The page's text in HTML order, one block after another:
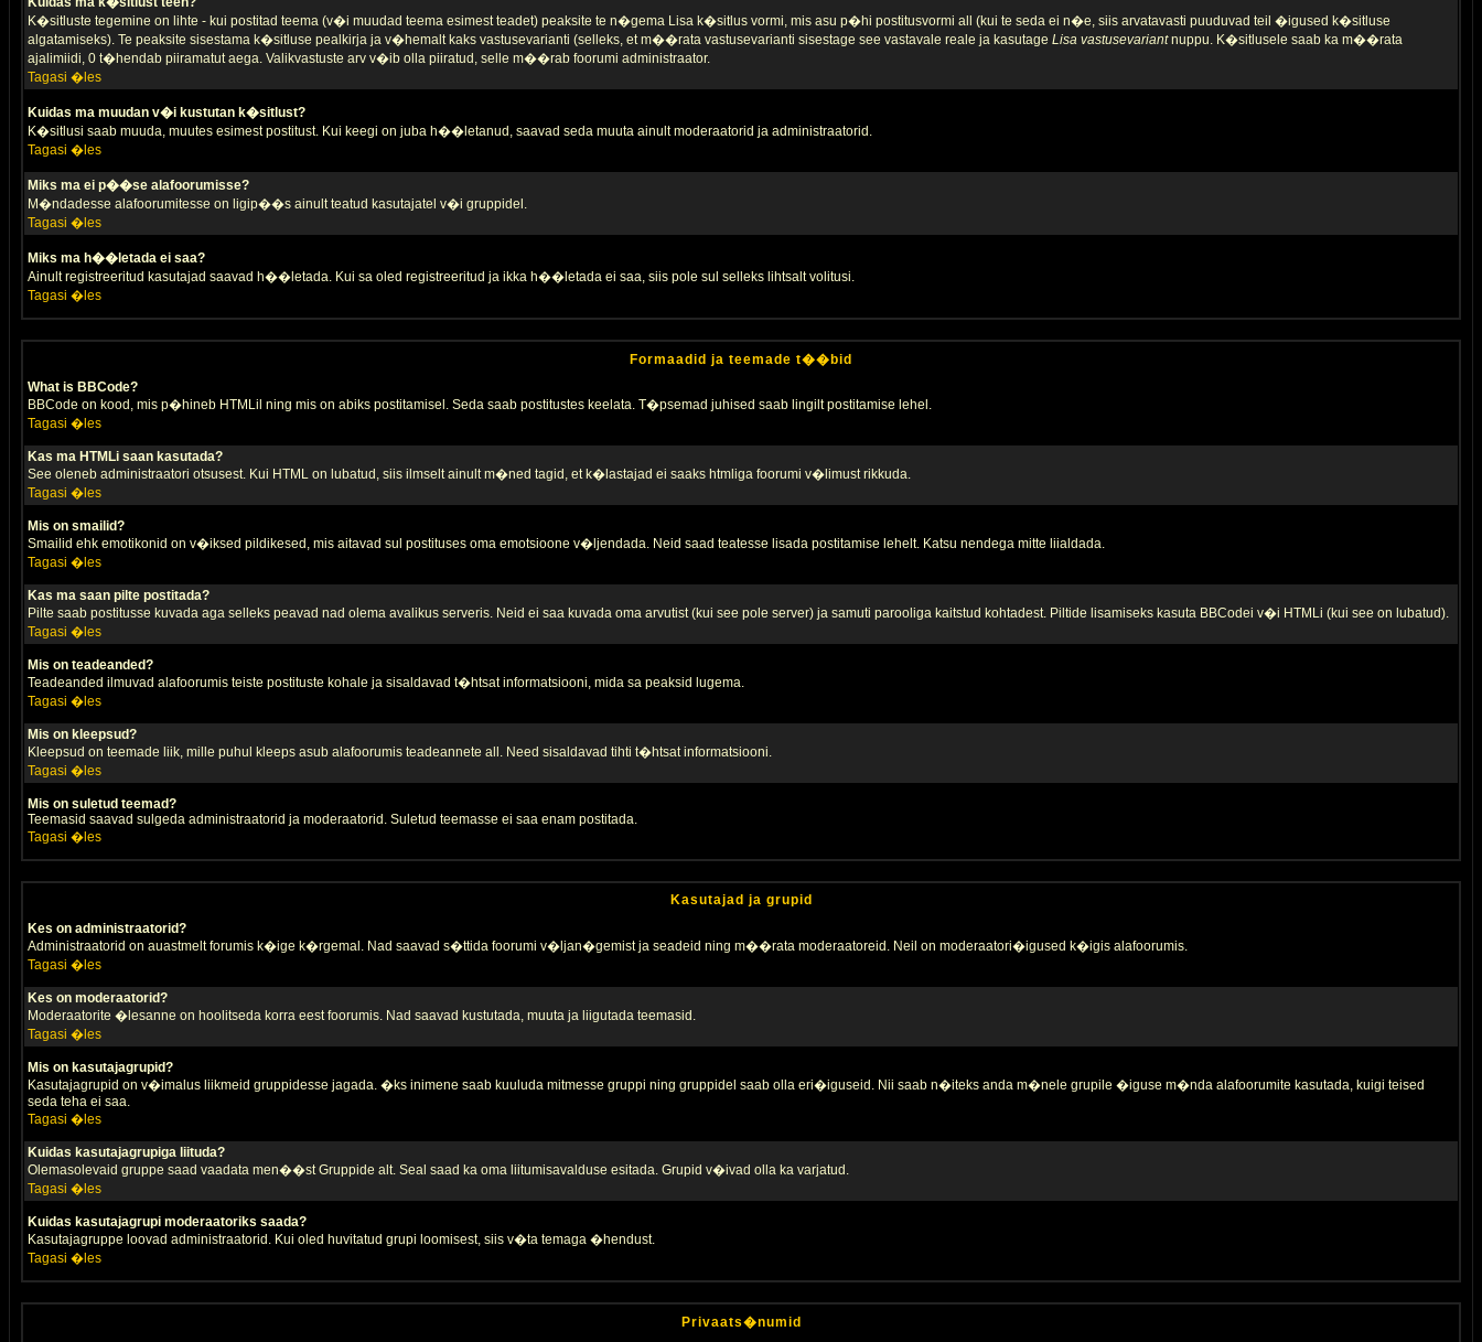
K�sitluste tegemine on lihte - kui postitad teema (v�i muudad teema esimest teadet) peaksite te n�gema Lisa k�sitlus vormi, mis asu p�hi postitusvormi all (kui te seda ei n�e, siis arvatavasti puuduvad teil �igused k�sitluse
algatamiseks). Te peaksite sisestama k�sitluse pealkirja ja v�hemalt kaks vastusevarianti (selleks, et m��rata vastusevarianti sisestage see vastavale reale ja kasutage Lisa vastusevariantnuppu. K�sitlusele saab ka m��rata
ajalimiidi, 0 t�hendab piiramatut aega. Valikvastuste arv v�ib olla piiratud, selle m��rab foorumi administraator.
Tagasi �les
Kuidas ma muudan v�i kustutan k�sitlust?
K�sitlusi saab muuda, muutes esimest postitust. Kui keegi on juba h��letanud, saavad seda muuta ainult moderaatorid ja administraatorid.
Tagasi �les
Miks ma ei p��se alafoorumisse?
M�ndadesse alafoorumitesse on ligip��s ainult teatud kasutajatel v�i gruppidel.
Tagasi �les
Miks ma h��letada ei saa?
Ainult registreeritud kasutajad saavad h��letada. Kui sa oled registreeritud ja ikka h��letada ei saa, siis pole sul selleks lihtsalt volitusi.
Tagasi �les
Formaadid ja teemade t��bid
What is BBCode?
BBCode on kood, mis p�hineb HTMLil ning mis on abiks postitamisel. Seda saab postitustes keelata. T�psemad juhised saab lingilt postitamise lehel.
Tagasi �les
Kas ma HTMLi saan kasutada?
See oleneb administraatori otsusest. Kui HTML on lubatud, siis ilmselt ainult m�ned tagid, et k�lastajad ei saaks htmliga foorumi v�limust rikkuda.
Tagasi �les
Mis on smailid?
Smailid ehk emotikonid on v�iksed pildikesed, mis aitavad sul postituses oma emotsioone v�ljendada. Neid saad teatesse lisada postitamise lehelt. Katsu nendega mitte liialdada.
Tagasi �les
Kas ma saan pilte postitada?
Pilte saab postitusse kuvada aga selleks peavad nad olema avalikus serveris. Neid ei saa kuvada oma arvutist (kui see pole server) ja samuti parooliga kaitstud kohtadest. Piltide lisamiseks kasuta BBCodei v�i HTMLi (kui see on lubatud).
Tagasi �les
Mis on teadeanded?
Teadeanded ilmuvad alafoorumis teiste postituste kohale ja sisaldavad t�htsat informatsiooni, mida sa peaksid lugema.
Tagasi �les
Mis on kleepsud?
Kleepsud on teemade liik, mille puhul kleeps asub alafoorumis teadeannete all. Need sisaldavad tihti t�htsat informatsiooni.
Tagasi �les
Mis on suletud teemad?
Teemasid saavad sulgeda administraatorid ja moderaatorid. Suletud teemasse ei saa enam postitada.
Tagasi �les
Kasutajad ja grupid
Kes on administraatorid?
Administraatorid on auastmelt forumis k�ige k�rgemal. Nad saavad s�ttida foorumi v�ljan�gemist ja seadeid ning m��rata moderaatoreid. Neil on moderaatori�igused k�igis alafoorumis.
Tagasi �les
Kes on moderaatorid?
Moderaatorite �lesanne on hoolitseda korra eest foorumis. Nad saavad kustutada, muuta ja liigutada teemasid.
Tagasi �les
Mis on kasutajagrupid?
Kasutajagrupid on v�imalus liikmeid gruppidesse jagada. �ks inimene saab kuuluda mitmesse gruppi ning gruppidel saab olla eri�iguseid. Nii saab n�iteks anda m�nele grupile �iguse m�nda alafoorumite kasutada, kuigi teised
seda teha ei saa.
Tagasi �les
Kuidas kasutajagrupiga liituda?
Olemasolevaid gruppe saad vaadata men��st Gruppide alt. Seal saad ka oma liitumisavalduse esitada. Grupid v�ivad olla ka varjatud.
Tagasi �les
Kuidas kasutajagrupi moderaatoriks saada?
Kasutajagruppe loovad administraatorid. Kui oled huvitatud grupi loomisest, siis v�ta temaga �hendust.
Tagasi �les
Privaats�numid